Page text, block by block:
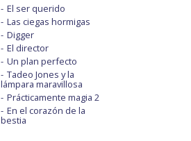
El ser querido
Las ciegas hormigas
Digger
El director
Un plan perfecto
Tadeo Jones y la
lámpara maravillosa
Prácticamente magia 2
En el corazón de la
bestia